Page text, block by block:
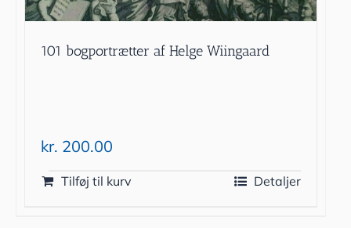
101 bogportrætter af Helge Wiingaard
kr. 200.00
Tilføj til kurv Detaljer